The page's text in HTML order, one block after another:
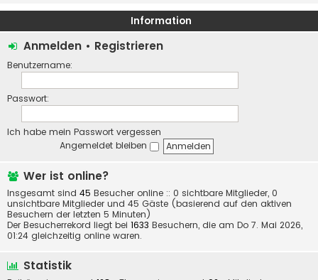
Information
Anmelden • Registrieren
Benutzername:
Passwort:
Ich habe mein Passwort vergessen
Angemeldet bleiben
Wer ist online?
Insgesamt sind 45 Besucher online :: 0 sichtbare Mitglieder, 0
unsichtbare Mitglieder und 45 Gäste (basierend auf den aktiven
Besuchern der letzten 5 Minuten)
Der Besucherrekord liegt bei 1633 Besuchern, die am Do 7. Mai 2026,
01:24 gleichzeitig online waren.
Statistik